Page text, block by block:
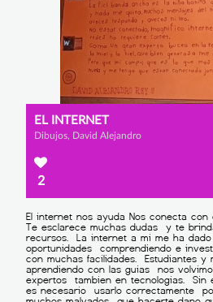
EL INTERNET
Dibujos, David Alejandro
2